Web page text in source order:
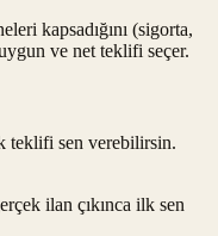
kapsadığını (sigorta,
ve net teklifi seçer.
teklifi sen verebilirsin.
ilan çıkınca ilk sen